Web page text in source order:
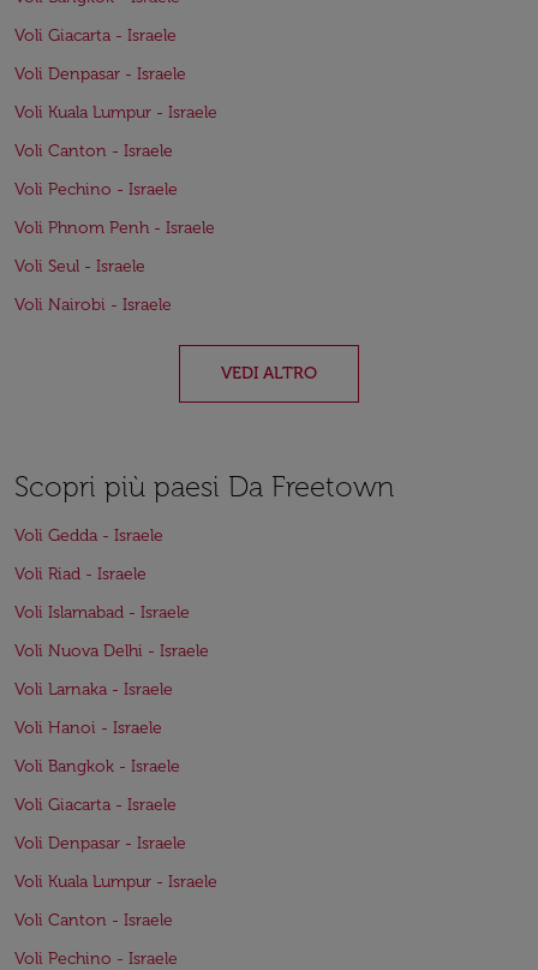
Voli Giacarta - Israele
Voli Denpasar - Israele
Voli Kuala Lumpur - Israele
Voli Canton - Israele
Voli Pechino - Israele
Voli Phnom Penh - Israele
Voli Seul - Israele
Voli Nairobi - Israele
VEDI ALTRO
Scopri più paesi Da Freetown
Voli Gedda - Israele
Voli Riad - Israele
Voli Islamabad - Israele
Voli Nuova Delhi - Israele
Voli Larnaka - Israele
Voli Hanoi - Israele
Voli Bangkok - Israele
Voli Giacarta - Israele
Voli Denpasar - Israele
Voli Kuala Lumpur - Israele
Voli Canton - Israele
Voli Pechino - Israele